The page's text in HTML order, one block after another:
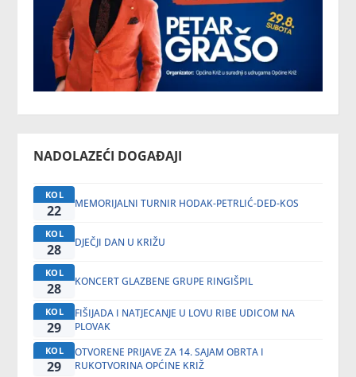
NADOLAZEĆI DOGAĐAJI
KOL
22 MEMORIJALNI TURNIR HODAK-PETRLIĆ-DED-KOS
KOL
28 DJEČJI DAN U KRIŽU
KOL
28 KONCERT GLAZBENE GRUPE RINGIŠPIL
KOL
29
FIŠIJADA I NATJECANJE U LOVU RIBE UDICOM NA
PLOVAK
KOL
29
OTVORENE PRIJAVE ZA 14. SAJAM OBRTA I
RUKOTVORINA OPĆINE KRIŽ